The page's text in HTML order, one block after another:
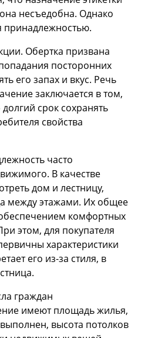
несъедобна. Однако
принадлежностью.
Обертка призвана
посторонних
его запах и вкус. Речь
заключается в том,
срок сохранять
свойства
часто
В качестве
дом и лестницу,
между этажами. Их общее
комфортных
этом, для покупателя
характеристики
его из-за стиля, в
граждан
имеют площадь жилья,
высота потолков